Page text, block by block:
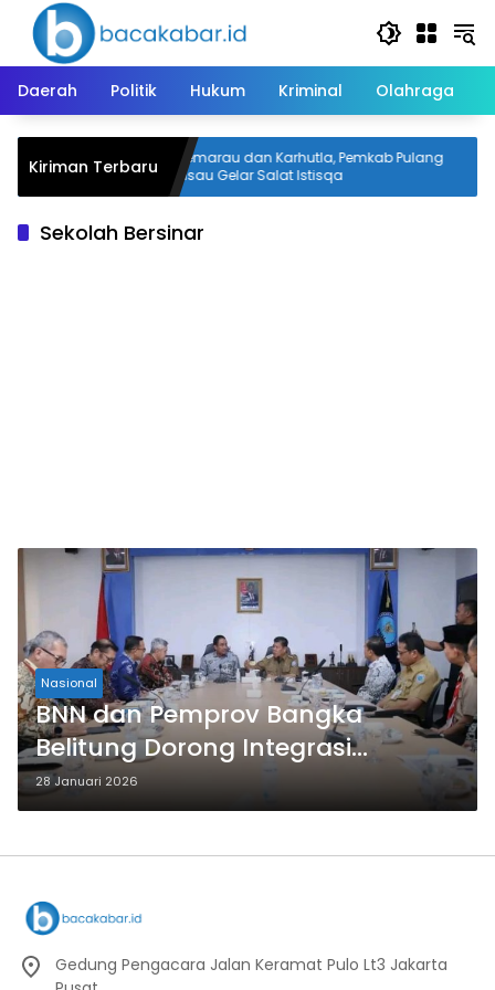
Langsung
konten
Daerah
Politik Hukum Kriminal Olahraga
Kiriman Terbaru
Warga
Karhutla
Kemarau dan Karhutla, Pemkab Pulang
Pisau Gelar Salat Istisqa
Sekolah Bersinar
Nasional
BNN dan Pemprov Bangka
Belitung Dorong Integrasi
Kurikulum Anti-Narkoba di
Sekolah
28 Januari 2026
Gedung Pengacara Jalan Keramat Pulo Lt3 Jakarta